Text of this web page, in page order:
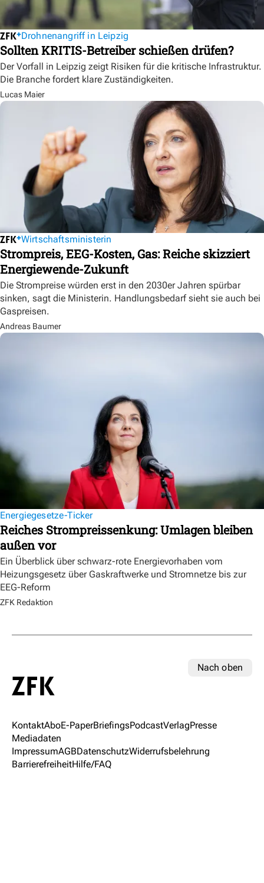
Drohnenangriff in Leipzig
Sollten KRITIS-Betreiber schießen drüfen?
Der Vorfall in Leipzig zeigt Risiken für die kritische Infrastruktur.
Die Branche fordert klare Zuständigkeiten.
Lucas Maier
Wirtschaftsministerin
Strompreis, EEG-Kosten, Gas: Reiche skizziert
Energiewende-Zukunft
Die Strompreise würden erst in den 2030er Jahren spürbar
sinken, sagt die Ministerin. Handlungsbedarf sieht sie auch bei
Gaspreisen.
Andreas Baumer
Energiegesetze-Ticker
Reiches Strompreissenkung: Umlagen bleiben
außen vor
Ein Überblick über schwarz-rote Energievorhaben vom
Heizungsgesetz über Gaskraftwerke und Stromnetze bis zur
EEG-Reform
ZFK Redaktion
Nach oben
KontaktAboE-PaperBriefingsPodcastVerlagPresse
Mediadaten
ImpressumAGBDatenschutzWiderrufsbelehrung
BarrierefreiheitHilfe/FAQ